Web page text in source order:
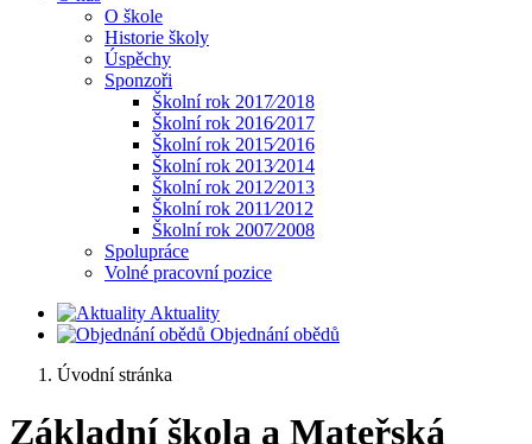
O škole
Historie školy
Úspěchy
Sponzoři
Školní rok 2017⁄2018
Školní rok 2016⁄2017
Školní rok 2015⁄2016
Školní rok 2013⁄2014
Školní rok 2012⁄2013
Školní rok 2011⁄2012
Školní rok 2007⁄2008
Spolupráce
Volné pracovní pozice
Aktuality
Objednání obědů
Úvodní stránka
Základní škola a Mateřská